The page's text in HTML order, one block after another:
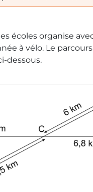
écoles organise
à vélo. Le
dessous.